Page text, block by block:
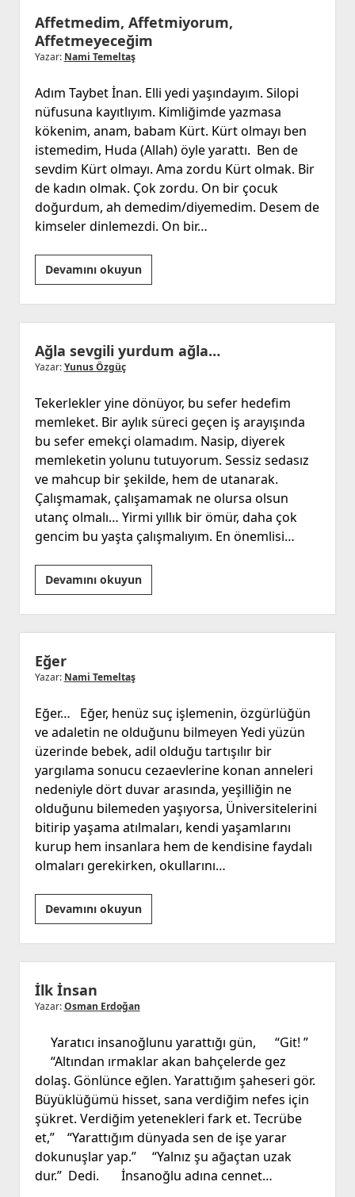
ve
iftira!
Affetmedim, Affetmiyorum,
Affetmeyeceğim
Yazar: Nami Temeltaş
Adım Taybet İnan. Elli yedi yaşındayım. Silopi
nüfusuna kayıtlıyım. Kimliğimde yazmasa
kökenim, anam, babam Kürt. Kürt olmayı ben
istemedim, Huda (Allah) öyle yarattı. Ben de
sevdim Kürt olmayı. Ama zordu Kürt olmak. Bir
de kadın olmak. Çok zordu. On bir çocuk
doğurdum, ah demedim/diyemedim. Desem de
kimseler dinlemezdi. On bir…
Devamını okuyunAffetmedim,
Affetmiyorum,
Affetmeyeceğim
Ağla sevgili yurdum ağla…
Yazar:Yunus Özgüç
Tekerlekler yine dönüyor, bu sefer hedefim
memleket. Bir aylık süreci geçen iş arayışında
bu sefer emekçi olamadım. Nasip, diyerek
memleketin yolunu tutuyorum. Sessiz sedasız
ve mahcup bir şekilde, hem de utanarak.
Çalışmamak, çalışamamak ne olursa olsun
utanç olmalı… Yirmi yıllık bir ömür, daha çok
gencim bu yaşta çalışmalıyım. En önemlisi…
Devamını okuyunAğla
sevgili
yurdum
ağla…
Eğer
Yazar: Nami Temeltaş
Eğer… Eğer, henüz suç işlemenin, özgürlüğün
ve adaletin ne olduğunu bilmeyen Yedi yüzün
üzerinde bebek, adil olduğu tartışılır bir
yargılama sonucu cezaevlerine konan anneleri
nedeniyle dört duvar arasında, yeşilliğin ne
olduğunu bilemeden yaşıyorsa, Üniversitelerini
bitirip yaşama atılmaları, kendi yaşamlarını
kurup hem insanlara hem de kendisine faydalı
olmaları gerekirken, okullarını…
Devamını okuyunEğer
İlk İnsan
Yazar:Osman Erdoğan
Yaratıcı insanoğlunu yarattığı gün, “Git! ”
“Altından ırmaklar akan bahçelerde gez
dolaş. Gönlünce eğlen. Yarattığım şaheseri gör.
Büyüklüğümü hisset, sana verdiğim nefes için
şükret. Verdiğim yetenekleri fark et. Tecrübe
et,” “Yarattığım dünyada sen de işe yarar
dokunuşlar yap.” “Yalnız şu ağaçtan uzak
dur.” Dedi. İnsanoğlu adına cennet…